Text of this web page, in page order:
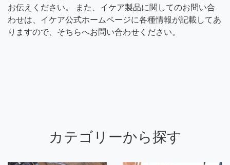
お伝えください。 また、イケア製品に関してのお問い合
わせは、イケア公式ホームページに各種情報が記載してあ
りますので、そちらへお問い合わせください。
カテゴリーから探す